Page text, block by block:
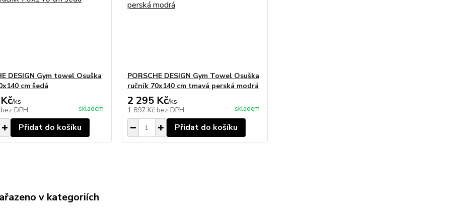
DESIGN Gym towel Osuška
cm šedá
/ks
bez DPH skladem
Přidat do košíku
PORSCHE DESIGN Gym Towel Osuška
ručník 70x140 cm tmavá perská modrá
2 295 Kč/ks
1 897 Kč bez DPH skladem
Přidat do košíku
v kategoriích